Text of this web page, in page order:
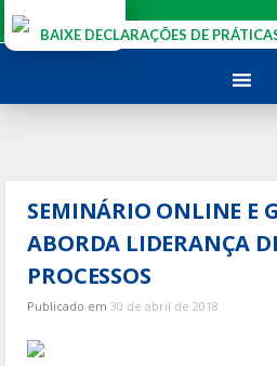
para
BAIXE DECLARAÇÕES DE
SEMINÁRIO ONLINE E
ABORDA LIDERANÇA
PROCESSOS
Publicado em30 de abril de 2018